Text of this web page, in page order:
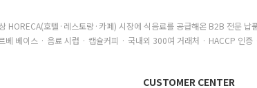
HORECA(호텔·레스토랑·카페) 시장에 식음료를 공급해온 B2B 전문 납
베 베이스 · 음료 시럽 · 캡슐커피 · 국내외 300여 거래처 · HACCP 인증
CUSTOMER CENTER